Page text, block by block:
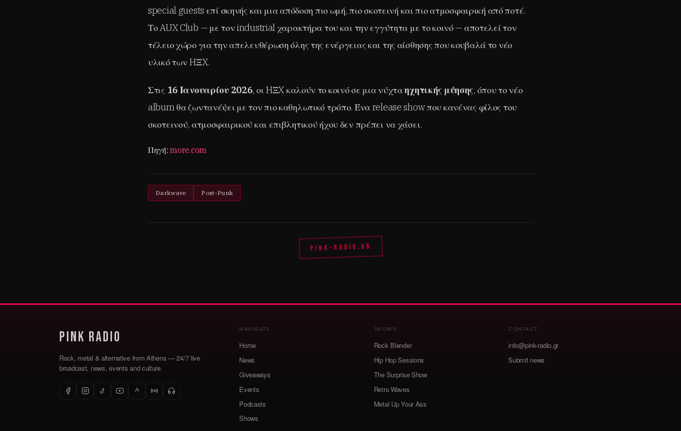
special guests επί σκηνής και μια απόδοση πιο ωμή, πιο σκοτεινή και πιο ατμοσφαιρική από ποτέ.
Το AUX Club — με τον industrial χαρακτήρα του και την εγγύτητα με το κοινό — αποτελεί τον
τέλειο χώρο για την απελευθέρωση όλης της ενέργειας και της αίσθησης που κουβαλά το νέο
υλικό των HΞX.
Στις 16 Ιανουαρίου 2026, οι HΞX καλούν το κοινό σε μια νύχταηχητικής μύησης, όπου το νέο
album θα ζωντανέψει με τον πιο καθηλωτικό τρόπο. Ένα release show που κανένας φίλος του
σκοτεινού, ατμοσφαιρικού και επιβλητικού ήχου δεν πρέπει να χάσει.
Πηγή:more.com
Darkwave Post-Punk
PINK-RADIO.GR
Pink Radio
Rock, metal & alternative from Athens — 24/7 live
broadcast, news, events and culture.
NAVIGATE
Home
News
Giveaways
Events
Podcasts
Shows
SHOWS
Rock Blender
Hip Hop Sessions
The Surprise Show
Retro Waves
Metal Up Your Ass
CONTACT
info@pink-radio.gr
Submit news